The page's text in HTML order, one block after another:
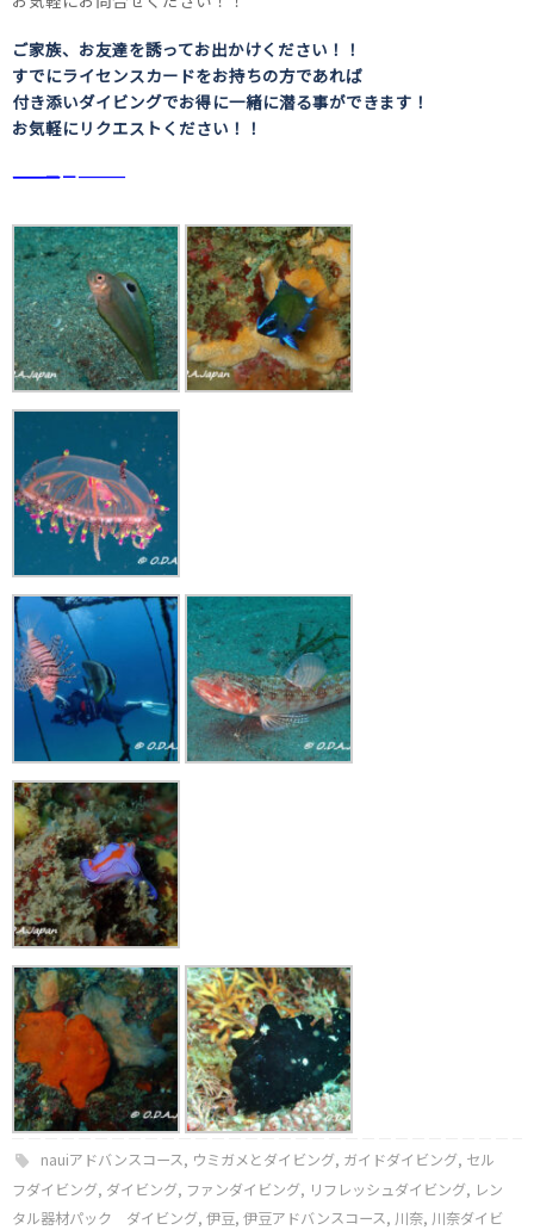
ご家族、お友達を誘ってお出かけください！！
すでにライセンスカードをお持ちの方であれば
付き添いダイビングでお得に一緒に潜る事ができます！
お気軽にリクエストください！！
――――――――――――――――――――－－―――
nauiアドバンスコース, ウミガメとダイビング, ガイドダイビング, セル
フダイビング, ダイビング, ファンダイビング, リフレッシュダイビング, レン
タル器材パック ダイビング, 伊豆, 伊豆アドバンスコース, 川奈, 川奈ダイビ